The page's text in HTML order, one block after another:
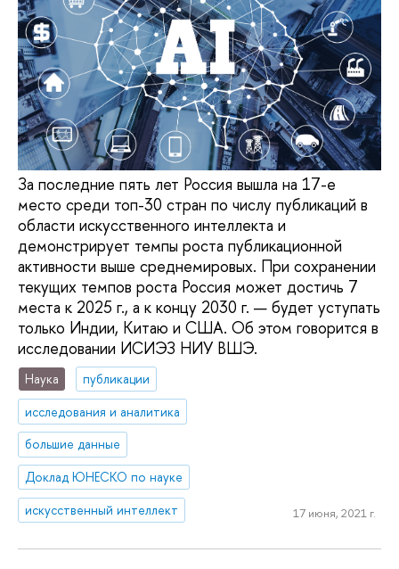
За последние пять лет Россия вышла на 17-е
место среди топ-30 стран по числу публикаций в
области искусственного интеллекта и
демонстрирует темпы роста публикационной
активности выше среднемировых. При сохранении
текущих темпов роста Россия может достичь 7
места к 2025 г., а к концу 2030 г. — будет уступать
только Индии, Китаю и США. Об этом говорится в
исследовании ИСИЭЗ НИУ ВШЭ.
Наука
публикации
исследования и аналитика
большие данные
Доклад ЮНЕСКО по науке
искусственный интеллект
17 июня, 2021 г.